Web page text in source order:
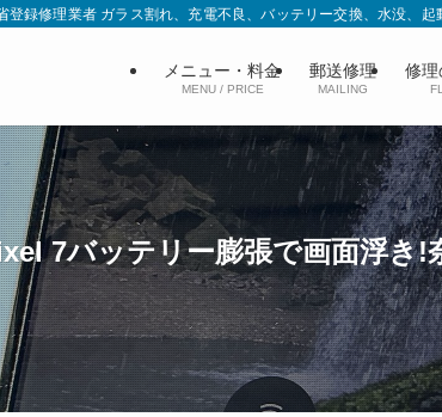
録修理業者 ガラス割れ、充電不良、バッテリー交換、水没、
メニュー・料金
MENU / PRICE
郵送修理
MAILING
修理
7バッテリー膨張で画面浮き!